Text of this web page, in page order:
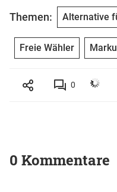
Themen: Alternative
Freie Wähler
0
0 Kommentare